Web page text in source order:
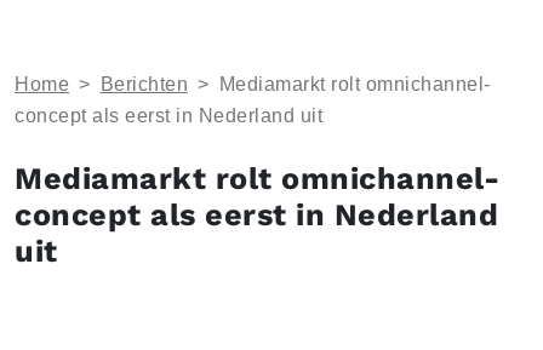
Home > Berichten >
Mediamarkt rolt omnichannel-
concept als eerst in Nederland uit
Mediamarkt rolt omnichannel-
concept als eerst in Nederland
uit